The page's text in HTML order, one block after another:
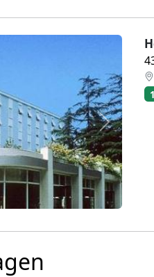
Weiter